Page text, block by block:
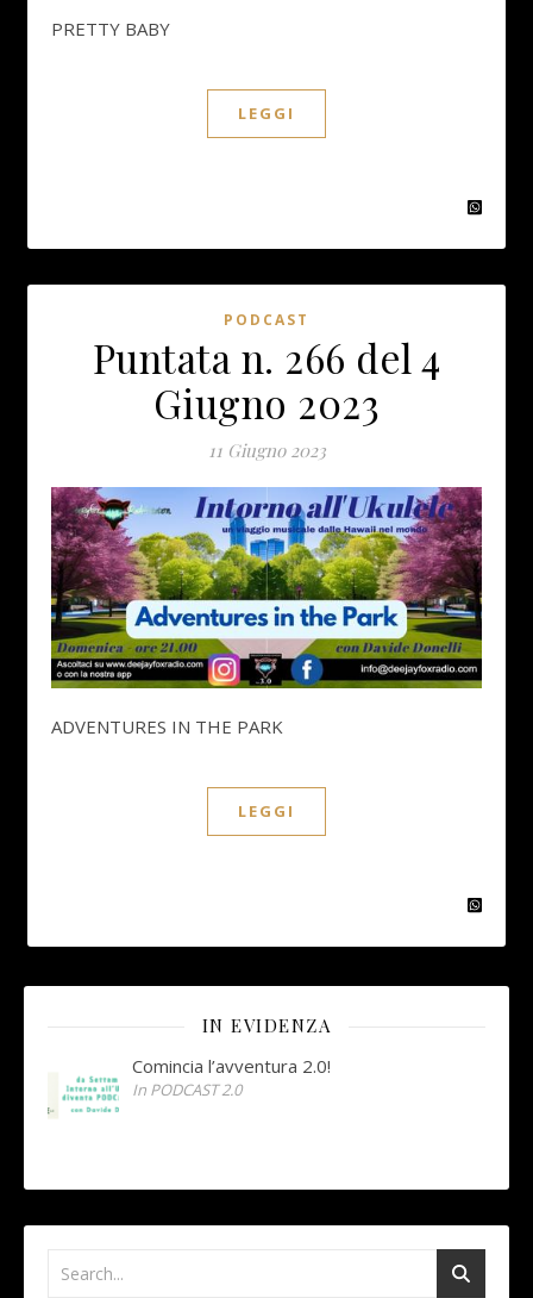
PRETTY BABY
LEGGI
PODCAST
Puntata n. 266 del 4
Giugno 2023
11 Giugno 2023
ADVENTURES IN THE PARK
LEGGI
IN EVIDENZA
Comincia l’avventura 2.0!
In PODCAST 2.0